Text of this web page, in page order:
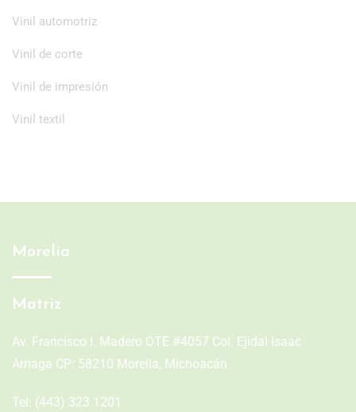
Vinil automotriz
Vinil de corte
Vinil de impresión
Vinil textil
Morelia
Matriz
Av. Francisco I. Madero OTE #4057 Col. Ejidal Isaac
Arriaga CP: 58210 Morelia, Michoacán
Tel: (443) 323 1201